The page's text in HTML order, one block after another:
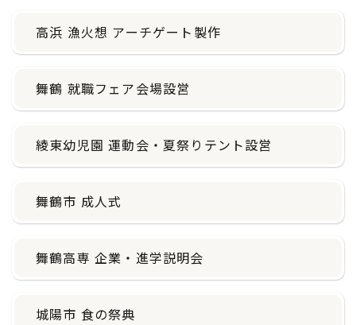
高浜 漁火想 アーチゲート製作
舞鶴 就職フェア会場設営
綾東幼児園 運動会・夏祭りテント設営
舞鶴市 成人式
舞鶴高専 企業・進学説明会
城陽市 食の祭典